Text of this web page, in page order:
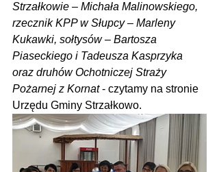
Strzałkowie – Michała Malinowskiego,
rzecznik KPP w Słupcy – Marleny
Kukawki, sołtysów – Bartosza
Piaseckiego i Tadeusza Kasprzyka
oraz druhów Ochotniczej Straży
Pożarnej z Kornat - czytamy na stronie
Urzędu Gminy Strzałkowo.